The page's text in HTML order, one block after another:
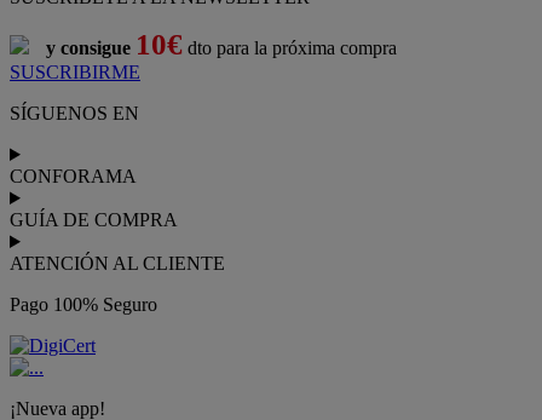
y consigue 10€ dto para la próxima compra
SUSCRIBIRME
SÍGUENOS EN
CONFORAMA
GUÍA DE COMPRA
ATENCIÓN AL CLIENTE
Pago 100% Seguro
¡Nueva app!